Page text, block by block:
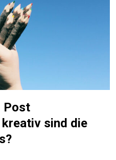
Post
sind die